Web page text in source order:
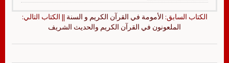
الكتاب السابق: الأمومة في القرآن الكريم و السنة || الكتاب التالي:
الملعونون في القرآن الكريم والحديث الشريف